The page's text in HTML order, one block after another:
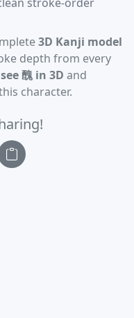
3D Kanji model
depth from every
see 醜 in 3D and
character.